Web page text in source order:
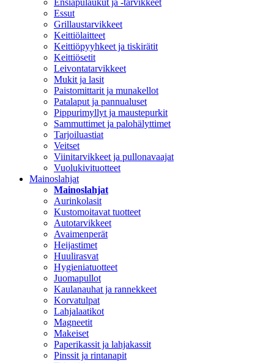
Ensiapulaukut ja -tarvikkeet
Essut
Grillaustarvikkeet
Keittiölaitteet
Keittiöpyyhkeet ja tiskirätit
Keittiösetit
Leivontatarvikkeet
Mukit ja lasit
Paistomittarit ja munakellot
Patalaput ja pannualuset
Pippurimyllyt ja maustepurkit
Sammuttimet ja palohälyttimet
Tarjoiluastiat
Veitset
Viinitarvikkeet ja pullonavaajat
Vuolukivituotteet
Mainoslahjat
Mainoslahjat
Aurinkolasit
Kustomoitavat tuotteet
Autotarvikkeet
Avaimenperät
Heijastimet
Huulirasvat
Hygieniatuotteet
Juomapullot
Kaulanauhat ja rannekkeet
Korvatulpat
Lahjalaatikot
Magneetit
Makeiset
Paperikassit ja lahjakassit
Pinssit ja rintanapit